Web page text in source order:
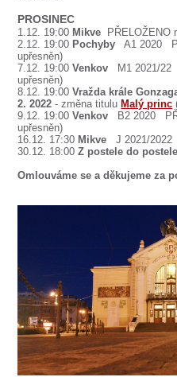
PROSINEC
1.12. 19:00 Mikve PŘELOŽENO
2.12. 19:00 Pochyby A1 2020
upřesněn)
7.12. 19:00Venkov M1 2021/
upřesněn)
8.12. 19:00Vražda krále
2. 2022 - změna titulu Malý princ
9.12. 19:00Venkov B2 2020
upřesněn)
16.12. 17:30 Mikve J 2021/2022
30.12. 18:00Z postele do
Omlouváme se a děkujeme za